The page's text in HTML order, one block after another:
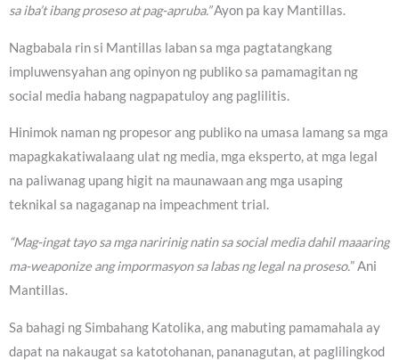
sa iba’t ibang proseso at pag-apruba.”Ayon pa kay Mantillas.
Nagbabala rin si Mantillas laban sa mga pagtatangkang
impluwensyahan ang opinyon ng publiko sa pamamagitan ng
social media habang nagpapatuloy ang paglilitis.
Hinimok naman ng propesor ang publiko na umasa lamang sa mga
mapagkakatiwalaang ulat ng media, mga eksperto, at mga legal
na paliwanag upang higit na maunawaan ang mga usaping
teknikal sa nagaganap na impeachment trial.
“Mag-ingat tayo sa mga naririnig natin sa social media dahil maaaring
ma-weaponize ang impormasyon sa labas ng legal na proseso.” Ani
Mantillas.
Sa bahagi ng Simbahang Katolika, ang mabuting pamamahala ay
dapat na nakaugat sa katotohanan, pananagutan, at paglilingkod